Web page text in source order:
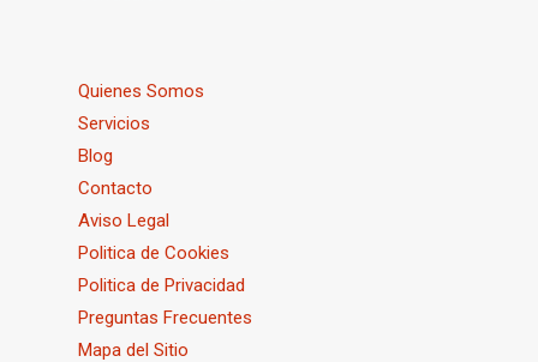
Quienes Somos
Servicios
Blog
Contacto
Aviso Legal
Politica de Cookies
Politica de Privacidad
Preguntas Frecuentes
Mapa del Sitio